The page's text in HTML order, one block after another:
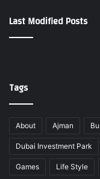
Last Modified Posts
Tags
About Ajman
Dubai Investment Park
Games Life Style